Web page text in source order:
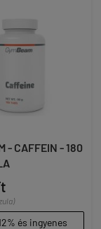
- CAFFEIN - 180
és ingyenes